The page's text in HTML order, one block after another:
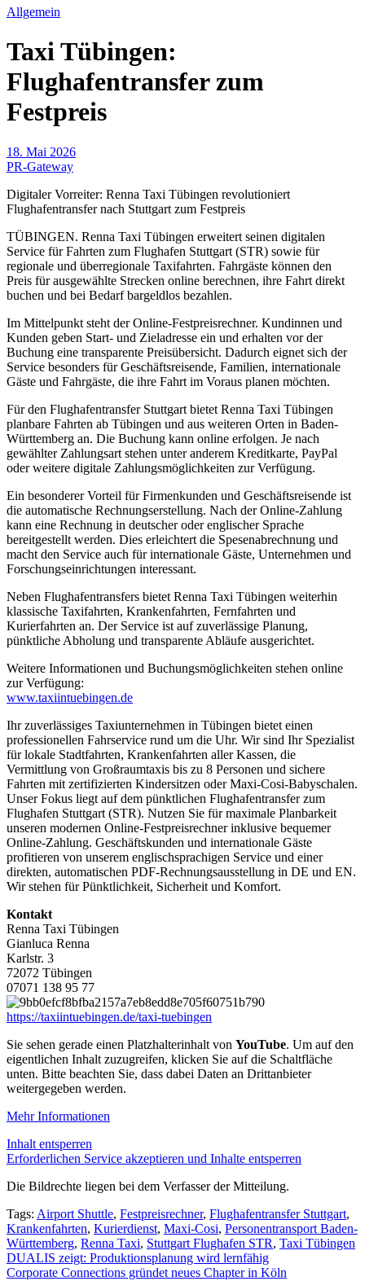
Allgemein
Taxi Tübingen:
Flughafentransfer zum
Festpreis
18. Mai 2026
PR-Gateway
Digitaler Vorreiter: Renna Taxi Tübingen revolutioniert
Flughafentransfer nach Stuttgart zum Festpreis
TÜBINGEN. Renna Taxi Tübingen erweitert seinen digitalen
Service für Fahrten zum Flughafen Stuttgart (STR) sowie für
regionale und überregionale Taxifahrten. Fahrgäste können den
Preis für ausgewählte Strecken online berechnen, ihre Fahrt direkt
buchen und bei Bedarf bargeldlos bezahlen.
Im Mittelpunkt steht der Online-Festpreisrechner. Kundinnen und
Kunden geben Start- und Zieladresse ein und erhalten vor der
Buchung eine transparente Preisübersicht. Dadurch eignet sich der
Service besonders für Geschäftsreisende, Familien, internationale
Gäste und Fahrgäste, die ihre Fahrt im Voraus planen möchten.
Für den Flughafentransfer Stuttgart bietet Renna Taxi Tübingen
planbare Fahrten ab Tübingen und aus weiteren Orten in Baden-
Württemberg an. Die Buchung kann online erfolgen. Je nach
gewählter Zahlungsart stehen unter anderem Kreditkarte, PayPal
oder weitere digitale Zahlungsmöglichkeiten zur Verfügung.
Ein besonderer Vorteil für Firmenkunden und Geschäftsreisende ist
die automatische Rechnungserstellung. Nach der Online-Zahlung
kann eine Rechnung in deutscher oder englischer Sprache
bereitgestellt werden. Dies erleichtert die Spesenabrechnung und
macht den Service auch für internationale Gäste, Unternehmen und
Forschungseinrichtungen interessant.
Neben Flughafentransfers bietet Renna Taxi Tübingen weiterhin
klassische Taxifahrten, Krankenfahrten, Fernfahrten und
Kurierfahrten an. Der Service ist auf zuverlässige Planung,
pünktliche Abholung und transparente Abläufe ausgerichtet.
Weitere Informationen und Buchungsmöglichkeiten stehen online
zur Verfügung:
www.taxiintuebingen.de
Ihr zuverlässiges Taxiunternehmen in Tübingen bietet einen
professionellen Fahrservice rund um die Uhr. Wir sind Ihr Spezialist
für lokale Stadtfahrten, Krankenfahrten aller Kassen, die
Vermittlung von Großraumtaxis bis zu 8 Personen und sichere
Fahrten mit zertifizierten Kindersitzen oder Maxi-Cosi-Babyschalen.
Unser Fokus liegt auf dem pünktlichen Flughafentransfer zum
Flughafen Stuttgart (STR). Nutzen Sie für maximale Planbarkeit
unseren modernen Online-Festpreisrechner inklusive bequemer
Online-Zahlung. Geschäftskunden und internationale Gäste
profitieren von unserem englischsprachigen Service und einer
direkten, automatischen PDF-Rechnungsausstellung in DE und EN.
Wir stehen für Pünktlichkeit, Sicherheit und Komfort.
Kontakt
Renna Taxi Tübingen
Gianluca Renna
Karlstr. 3
72072 Tübingen
07071 138 95 77
https://taxiintuebingen.de/taxi-tuebingen
Sie sehen gerade einen Platzhalterinhalt von YouTube. Um auf den
eigentlichen Inhalt zuzugreifen, klicken Sie auf die Schaltfläche
unten. Bitte beachten Sie, dass dabei Daten an Drittanbieter
weitergegeben werden.
Mehr Informationen
Inhalt entsperren
Erforderlichen Service akzeptieren und Inhalte entsperren
Die Bildrechte liegen bei dem Verfasser der Mitteilung.
Tags: Airport Shuttle, Festpreisrechner, Flughafentransfer Stuttgart,
Krankenfahrten, Kurierdienst, Maxi-Cosi, Personentransport Baden-
Württemberg, Renna Taxi, Stuttgart Flughafen STR, Taxi Tübingen
Beitragsnavigation
DUALIS zeigt: Produktionsplanung wird lernfähig
Corporate Connections gründet neues Chapter in Köln